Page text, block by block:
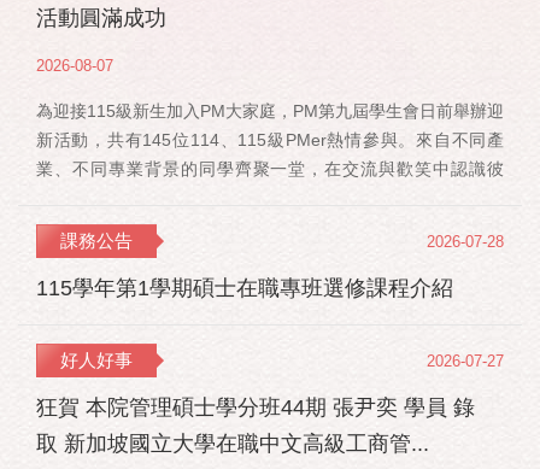
活動圓滿成功
2026-08-07
為迎接115級新生加入PM大家庭，PM第九屆學生會日前舉辦迎
新活動，共有145位114、115級PMer熱情參與。來自不同產
業、不同專業背景的同學齊聚一堂，在交流與歡笑中認識彼
謝郭佳瑋院長、PMBA孔令傑主任及PMBM何佳安主任蒞臨現
場，給予115 級新生勉勵與祝福；PMLBA謝煜偉主任雖人在國
外進修，也特別捎來祝福，為即將...
課務公告
115學年第1學期碩士在職專班選修課程介紹
2026-07-28
好人好事
狂賀 本院管理碩士學分班44期 張尹奕 學員 錄
取 新加坡國立大學在職中文高級工商管...
2026-07-27